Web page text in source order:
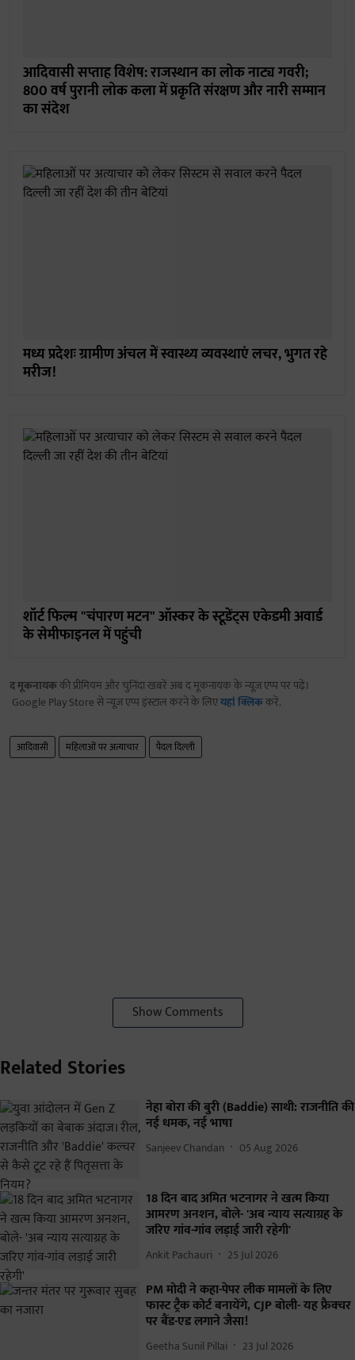
आदिवासी सप्ताह विशेष: राजस्थान का लोक नाट्य गवरी;
800 वर्ष पुरानी लोक कला में प्रकृति संरक्षण और नारी सम्मान
का संदेश
मध्य प्रदेशः ग्रामीण अंचल में स्वास्थ्य व्यवस्थाएं लचर, भुगत रहे
मरीज!
शॉर्ट फिल्म "चंपारण मटन" ऑस्कर के स्टूडेंट्स एकेडमी अवार्ड
के सेमीफाइनल में पहुंची
द मूकनायककी प्रीमियम और चुनिंदा खबरें अब द मूकनायक के न्यूज़ एप्प पर पढ़ें।
Google Play Store से न्यूज़ एप्प इंस्टाल करने के लिएयहां क्लिककरें.
आदिवासी महिलाओं पर अत्याचार पैदल दिल्ली
Show Comments
Related Stories
नेहा बोरा की बुरी (Baddie) साथी: राजनीति की
नई धमक, नई भाषा
Sanjeev Chandan 05 Aug 2026
18 दिन बाद अमित भटनागर ने खत्म किया
आमरण अनशन, बोले- 'अब न्याय सत्याग्रह के
जरिए गांव-गांव लड़ाई जारी रहेगी'
Ankit Pachauri 25 Jul 2026
PM मोदी ने कहा-पेपर लीक मामलों के लिए
फास्ट ट्रैक कोर्ट बनायेंगे, CJP बोली- यह फ्रैक्चर
पर बैंड-एड लगाने जैसा!
Geetha Sunil Pillai 23 Jul 2026